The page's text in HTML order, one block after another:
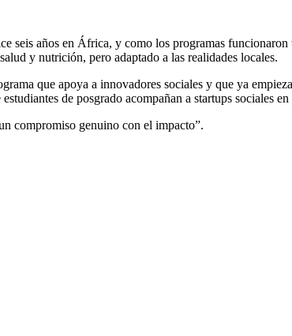
seis años en África, y como los programas
y nutrición, pero adaptado a las realidades locales.
que apoya a innovadores sociales y que ya
de posgrado acompañan a startups sociales en
compromiso genuino con el impacto”.